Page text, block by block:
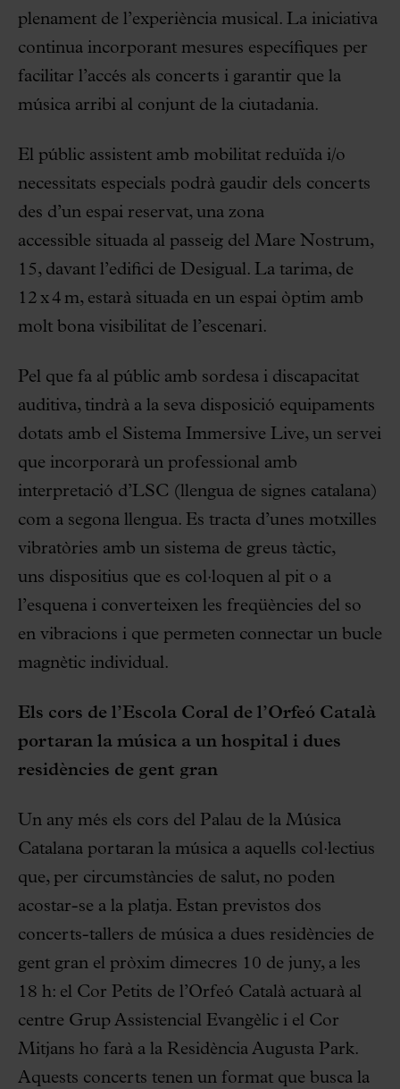
plenament de l’experiència musical. La iniciativa
continua incorporant mesures específiques per
facilitar l’accés als concerts i garantir que la
música arribi al conjunt de la ciutadania.
El públic assistent amb mobilitat reduïda i/o
necessitats especials podrà gaudir dels concerts
des d’un espai reservat, una zona
accessible situada al passeig del Mare Nostrum,
15, davant l’edifici de Desigual. La tarima, de
12 x 4 m, estarà situada en un espai òptim amb
molt bona visibilitat de l’escenari.
Pel que fa al públic amb sordesa i discapacitat
auditiva, tindrà a la seva disposició equipaments
dotats amb el Sistema Immersive Live, un servei
que incorporarà un professional amb
interpretació d’LSC (llengua de signes catalana)
com a segona llengua. Es tracta d’unes motxilles
vibratòries amb un sistema de greus tàctic,
uns dispositius que es col·loquen al pit o a
l’esquena i converteixen les freqüències del so
en vibracions i que permeten connectar un bucle
magnètic individual.
Els cors de l’Escola Coral de l’Orfeó Català
portaran la música a un hospital i dues
residències de gent gran
Un any més els cors del Palau de la Música
Catalana portaran la música a aquells col·lectius
que, per circumstàncies de salut, no poden
acostar-se a la platja. Estan previstos dos
concerts-tallers de música a dues residències de
gent gran el pròxim dimecres 10 de juny, a les
18 h: el Cor Petits de l’Orfeó Català actuarà al
centre Grup Assistencial Evangèlic i el Cor
Mitjans ho farà a la Residència Augusta Park.
Aquests concerts tenen un format que busca la